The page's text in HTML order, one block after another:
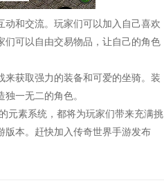
和交流。玩家们可以加入自己喜欢
们可以自由交易物品，让自己的角色
获取强力的装备和可爱的坐骑。装
一无二的角色。
元素系统，都将为玩家们带来充满挑
版本。赶快加入传奇世界手游发布